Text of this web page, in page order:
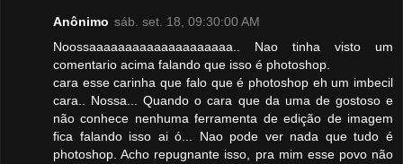
Anônimo sáb. set. 18, 09:30:00 AM
Noossaaaaaaaaaaaaaaaaaaaa.. Nao tinha visto um
comentario acima falando que isso é photoshop.
cara esse carinha que falo que é photoshop eh um imbecil
cara.. Nossa... Quando o cara que da uma de gostoso e
não conhece nenhuma ferramenta de edição de imagem
fica falando isso ai ó... Nao pode ver nada que tudo é
photoshop. Acho repugnante isso, pra mim esse povo não